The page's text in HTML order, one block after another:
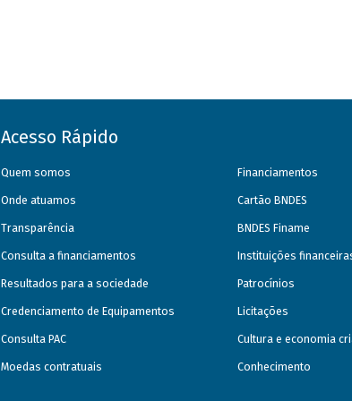
Acesso Rápido
Quem somos
Onde atuamos
Transparência
Consulta a financiamentos
Resultados para a sociedade
Credenciamento de Equipamentos
Consulta PAC
Moedas contratuais
Financiamentos
Cartão BNDES
BNDES Finame
Instituições
Patrocínios
Licitações
Cultura e economia
Conhecimento